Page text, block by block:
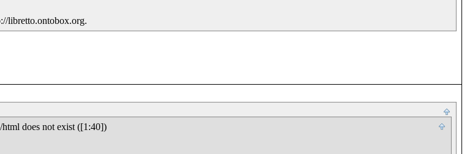
libretto.ontobox.org.
does not exist ([1:40])